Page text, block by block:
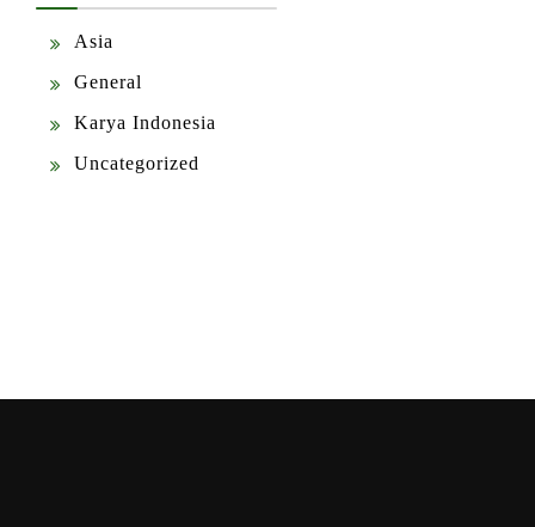
Asia
General
Karya Indonesia
Uncategorized